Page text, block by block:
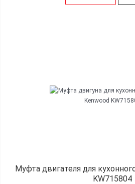
Муфта двигателя для
KW715804